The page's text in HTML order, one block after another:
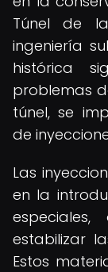
Túnel de
ingeniería
histórica
problemas
túnel, se
de
Las
en la
estabilizar
Estos